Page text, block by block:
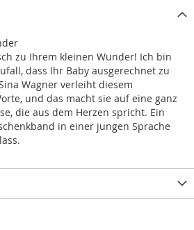
zu Ihrem kleinen Wunder! Ich bin
dass Ihr Baby ausgerechnet zu
Wagner verleiht diesem
und das macht sie auf eine ganz
die aus dem Herzen spricht. Ein
in einer jungen Sprache